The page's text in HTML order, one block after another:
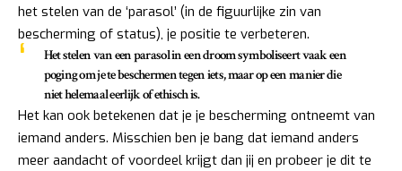
het stelen van de ‘parasol’ (in de figuurlijke zin van
bescherming of status), je positie te verbeteren.
Het stelen van een parasol in een droom symboliseert vaak een
poging om je te beschermen tegen iets, maar op een manier die
niet helemaal eerlijk of ethisch is.
Het kan ook betekenen dat je je bescherming ontneemt van
iemand anders. Misschien ben je bang dat iemand anders
meer aandacht of voordeel krijgt dan jij en probeer je dit te